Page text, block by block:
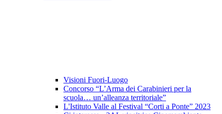
Visioni Fuori-Luogo
Concorso “L’Arma dei Carabinieri per la
scuola… un’alleanza territoriale”
L'Istituto Valle al Festival “Corti a Ponte” 2023